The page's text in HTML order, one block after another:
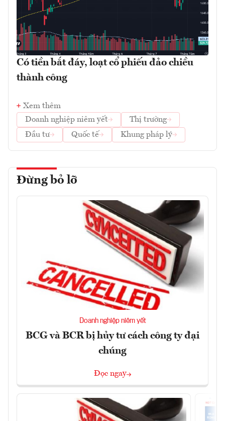
Có tiền bắt đáy, loạt cổ phiếu đảo chiều
thành công
Xem thêm
Doanh nghiệp niêm yết
Thị trường
Đầu tư
Quốc tế Khung pháp lý
Đừng bỏ lỡ
Doanh nghiệp niêm yết
BCG và BCR bị hủy tư cách công ty đại
chúng
Đọc ngay